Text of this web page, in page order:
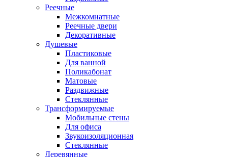
Реечные
Межкомнатные
Реечные двери
Декоративные
Душевые
Пластиковые
Для ванной
Поликабонат
Матовые
Раздвижные
Стеклянные
Трансформируемые
Мобильные стены
Для офиса
Звукоизоляционная
Стеклянные
Деревянные